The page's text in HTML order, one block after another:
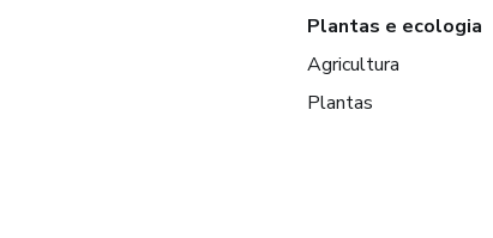
Plantas e ecologia
Agricultura
Plantas